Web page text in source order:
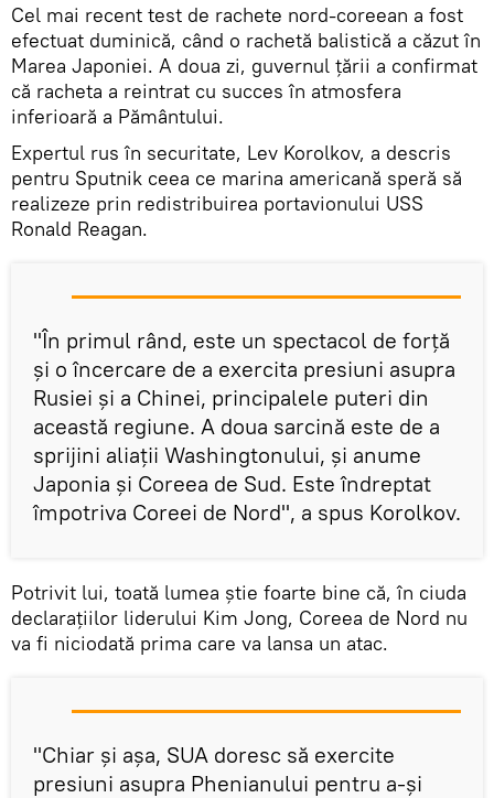
Cel mai recent test de rachete nord-coreean a fost
efectuat duminică, când o rachetă balistică a căzut în
Marea Japoniei. A doua zi, guvernul țării a confirmat
că racheta a reintrat cu succes în atmosfera
inferioară a Pământului.
Expertul rus în securitate, Lev Korolkov, a descris
pentru Sputnik ceea ce marina americană speră să
realizeze prin redistribuirea portavionului USS
Ronald Reagan.
"În primul rând, este un spectacol de forță
și o încercare de a exercita presiuni asupra
Rusiei și a Chinei, principalele puteri din
această regiune. A doua sarcină este de a
sprijini aliații Washingtonului, și anume
Japonia și Coreea de Sud. Este îndreptat
împotriva Coreei de Nord", a spus Korolkov.
Potrivit lui, toată lumea știe foarte bine că, în ciuda
declarațiilor liderului Kim Jong, Coreea de Nord nu
va fi niciodată prima care va lansa un atac.
"Chiar și așa, SUA doresc să exercite
presiuni asupra Phenianului pentru a-și